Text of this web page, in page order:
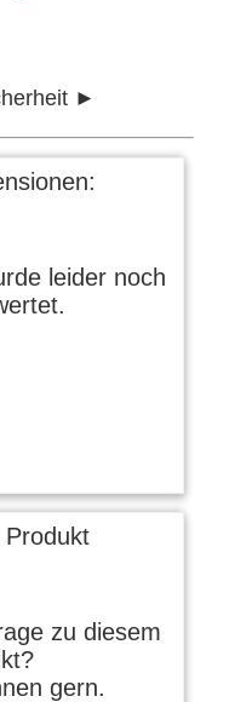
leider noch
zu diesem
gern.